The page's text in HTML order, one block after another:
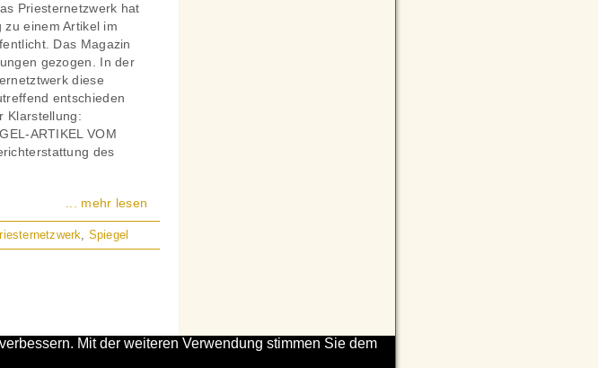
Priesternetzwerk hat
einem Artikel im
Das Magazin
gezogen. In der
diese
entschieden
Klarstellung:
ARTIKEL VOM
des
... mehr lesen
, Spiegel
Mit der weiteren Verwendung stimmen Sie dem